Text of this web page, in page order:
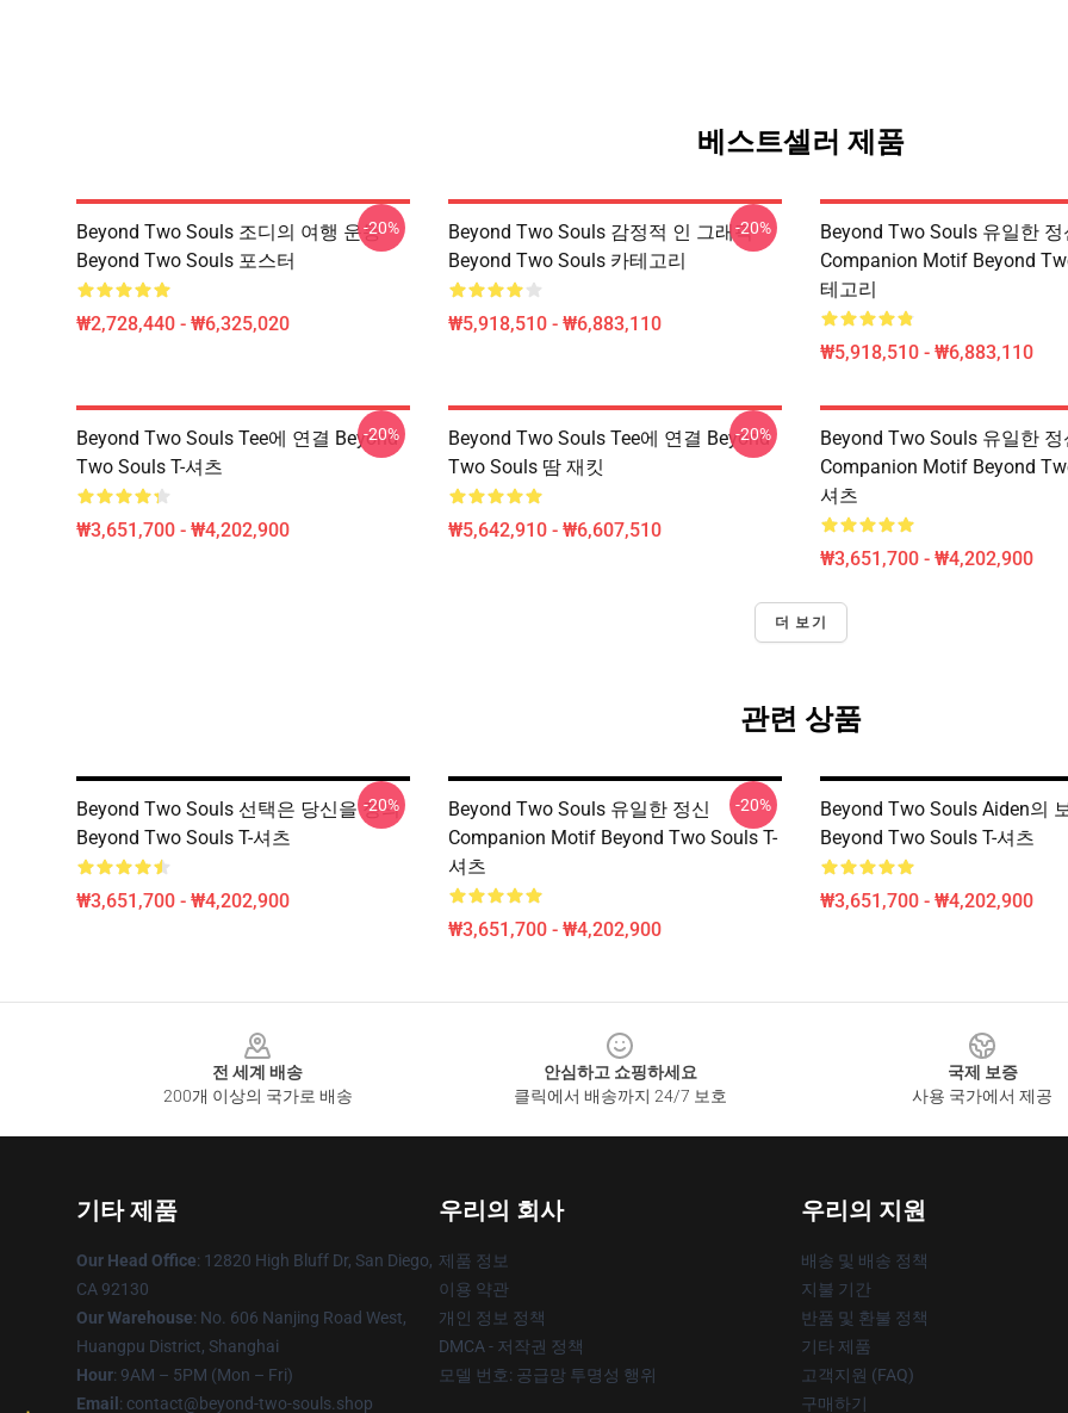
베스트셀러 제품
Beyond Two Souls 조디의 여행 운동
Beyond Two Souls 포스터
₩2,728,440 - ₩6,325,020
-20%
Beyond Two Souls 감정적 인 그래픽
Beyond Two Souls 카테고리
₩5,918,510 - ₩6,883,110
-20%
Beyond Two Souls 유일한 정
Companion Motif Beyond
테고리
₩5,918,510 - ₩6,883,110
Beyond Two Souls Tee에 연결 Beyond
Two Souls T-셔츠
₩3,651,700 - ₩4,202,900
-20%
Beyond Two Souls Tee에 연결 Beyond
Two Souls 땀 재킷
₩5,642,910 - ₩6,607,510
-20%
Beyond Two Souls 유일한 정
Companion Motif Beyond
셔츠
₩3,651,700 - ₩4,202,900
더 보기
관련 상품
Beyond Two Souls 선택은 당신을 정의
Beyond Two Souls T-셔츠
₩3,651,700 - ₩4,202,900
-20%
Beyond Two Souls 유일한 정신
Companion Motif Beyond Two Souls T-
셔츠
₩3,651,700 - ₩4,202,900
-20%
Beyond Two Souls Aiden의
Beyond Two Souls T-셔츠
₩3,651,700 - ₩4,202,900
전 세계 배송
200개 이상의 국가로 배송
안심하고 쇼핑하세요
클릭에서 배송까지 24/7 보호
국제 보증
사용 국가에서 제공
기타 제품
Our Head Office: 12820 High Bluff Dr, San Diego,
CA 92130
Our Warehouse: No. 606 Nanjing Road West,
Huangpu District, Shanghai
Hour: 9AM – 5PM (Mon – Fri)
Email : contact@beyond-two-souls.shop
우리의 회사
제품 정보
이용 약관
개인 정보 정책
DMCA - 저작권 정책
모델 번호: 공급망 투명성 행위
우리의 지원
배송 및 배송 정책
지불 기간
반품 및 환불 정책
기타 제품
고객지원 (FAQ)
구매하기